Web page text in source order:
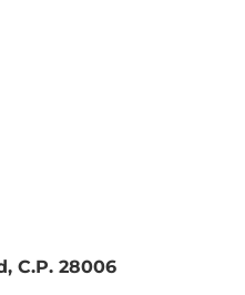
C.P. 28006